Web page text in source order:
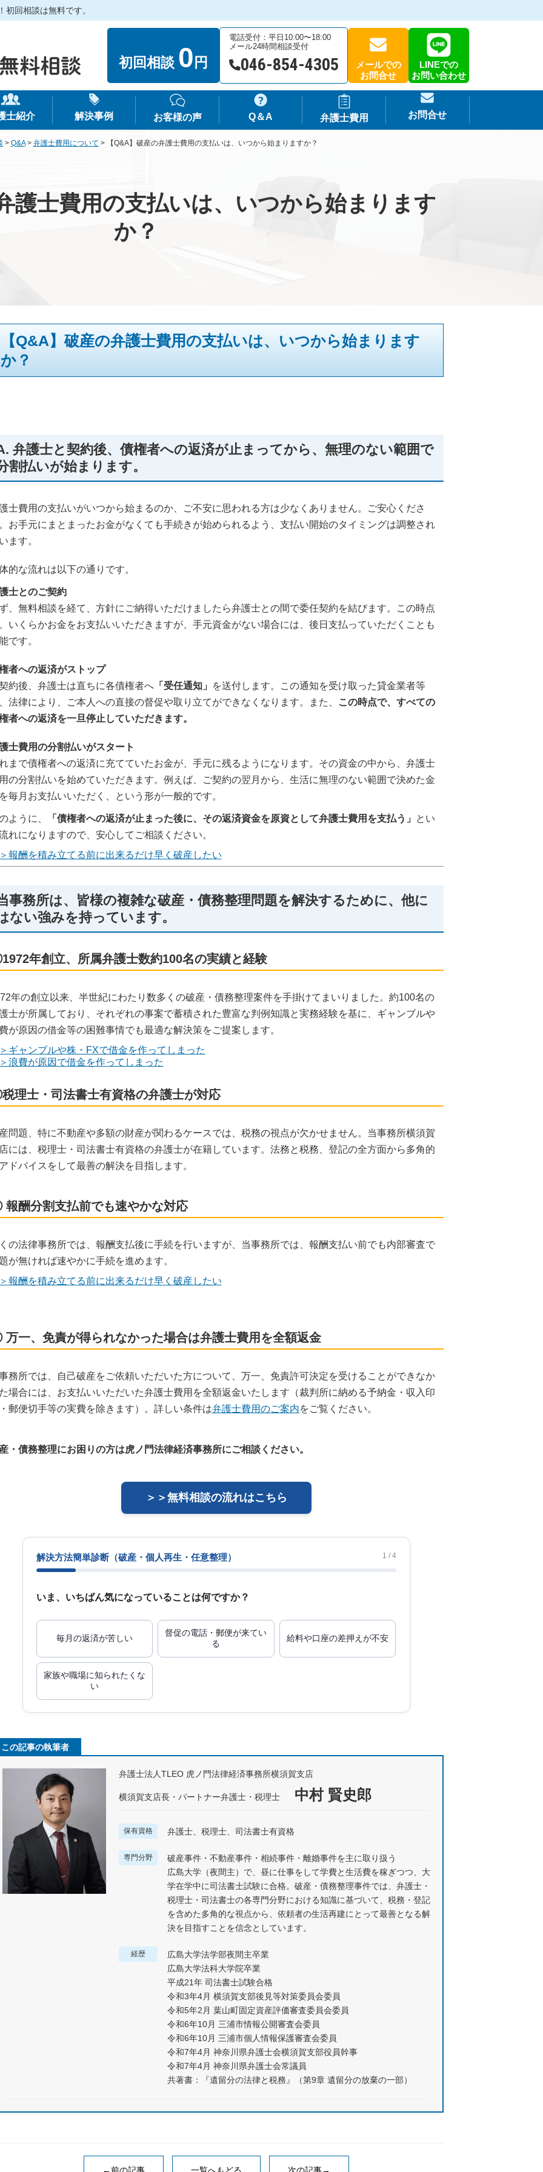
回相談は無料です。
初回相談 0 円
電話受付：平日10:00〜18:00
メール24時間相談受付
046-854-4305
メールでの
お問合せ
LINEでの
お問い合わせ
士紹介 解決事例 お客様の声 Q＆A 弁護士費用 お問合せ
> Q&A> 弁護士費用について > 【Q&A】破産の弁護士費用の支払いは、いつから始まりますか？
護士費用の支払いは、いつから始まります
か？
【Q&A】破産の弁護士費用の支払いは、いつから始まります
か？
弁護士と契約後、債権者への返済が止まってから、無理のない範囲で
割払いが始まります。
士費用の支払いがいつから始まるのか、ご不安に思われる方は少なくありません。ご安心くださ
お手元にまとまったお金がなくても手続きが始められるよう、支払い開始のタイミングは調整され
ます。
的な流れは以下の通りです。
士とのご契約
、無料相談を経て、方針にご納得いただけましたら弁護士との間で委任契約を結びます。この時点
いくらかお金をお支払いいただきますが、手元資金がない場合には、後日支払っていただくことも
です。
者への返済がストップ
約後、弁護士は直ちに各債権者へ「受任通知」
を送付します。この通知を受け取った貸金業者等
法律により、ご本人への直接の督促や取り立てができなくなります。また、
この時点で、すべての
者への返済を一旦停止していただきます。
士費用の分割払いがスタート
まで債権者への返済に充てていたお金が、手元に残るようになります。その資金の中から、弁護士
の分割払いを始めていただきます。例えば、ご契約の翌月から、生活に無理のない範囲で決めた金
毎月お支払いいただく、という形が一般的です。
ように、 「債権者への返済が止まった後に、その返済資金を原資として弁護士費用を支払う」
とい
れになりますので、安心してご相談ください。
報酬を積み立てる前に出来るだけ早く破産したい
事務所は、皆様の複雑な破産・債務整理問題を解決するために、他に
ない強みを持っています。
年創立、所属弁護士数約100名の実績と経験
年の創立以来、半世紀にわたり数多くの破産・債務整理案件を手掛けてまいりました。約100名の
士が所属しており、それぞれの事案で蓄積された豊富な判例知識と実務経験を基に、ギャンブルや
が原因の借金等の困難事情でも最適な解決策をご提案します。
ギャンブルや株・FXで借金を作ってしまった
浪費が原因で借金を作ってしまった
理士・司法書士有資格の弁護士が対応
問題、特に不動産や多額の財産が関わるケースでは、税務の視点が欠かせません。当事務所横須賀
には、税理士・司法書士有資格の弁護士が在籍しています。法務と税務、登記の全方面から多角的
ドバイスをして最善の解決を目指します。
酬分割支払前でも速やかな対応
の法律事務所では、報酬支払後に手続を行いますが、当事務所では、報酬支払い前でも内部審査で
が無ければ速やかに手続を進めます。
報酬を積み立てる前に出来るだけ早く破産したい
一、免責が得られなかった場合は弁護士費用を全額返金
務所では、自己破産をご依頼いただいた方について、万一、免責許可決定を受けることができなか
場合には、お支払いいただいた弁護士費用を全額返金いたします（裁判所に納める予納金・収入印
郵便切手等の実費を除きます）。詳しい条件は弁護士費用のご案内をご覧ください。
・債務整理にお困りの方は虎ノ門法律経済事務所にご相談ください。
＞＞無料相談の流れはこちら
解決方法簡単診断（破産・個人再生・任意整理） 1 / 4
いま、いちばん気になっていることは何ですか？
毎月の返済が苦しい
督促の電話・郵便が来てい
る
給料や口座の差押えが不安
家族や職場に知られたくな
い
この記事の執筆者
弁護士法人TLEO 虎ノ門法律経済事務所横須賀支店
横須賀支店長・パートナー弁護士・税理士 中村 賢史郎
保有資格 弁護士、税理士、司法書士有資格
専門分野
破産事件・不動産事件・相続事件・離婚事件を主に取り扱う
広島大学（夜間主）で、昼に仕事をして学費と生活費を稼ぎつつ、大
学在学中に司法書士試験に合格。破産・債務整理事件では、弁護士・
税理士・司法書士の各専門分野における知識に基づいて、税務・登記
を含めた多角的な視点から、依頼者の生活再建にとって最善となる解
決を目指すことを信念としています。
経歴
広島大学法学部夜間主卒業
広島大学法科大学院卒業
平成21年 司法書士試験合格
令和3年4月 横須賀支部後見等対策委員会委員
令和5年2月 葉山町固定資産評価審査委員会委員
令和6年10月 三浦市情報公開審査会委員
令和6年10月 三浦市個人情報保護審査会委員
令和7年4月 神奈川県弁護士会横須賀支部役員幹事
令和7年4月 神奈川県弁護士会常議員
共著書：『遺留分の法律と税務』（第9章 遺留分の放棄の一部）
←前の記事 一覧へもどる 次の記事→